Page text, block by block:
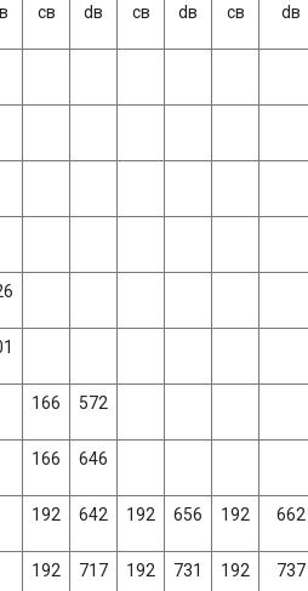
св dв св dв св dв
166 572
166 646
192 642 192 656 192 662
192 717 192 731 192 737